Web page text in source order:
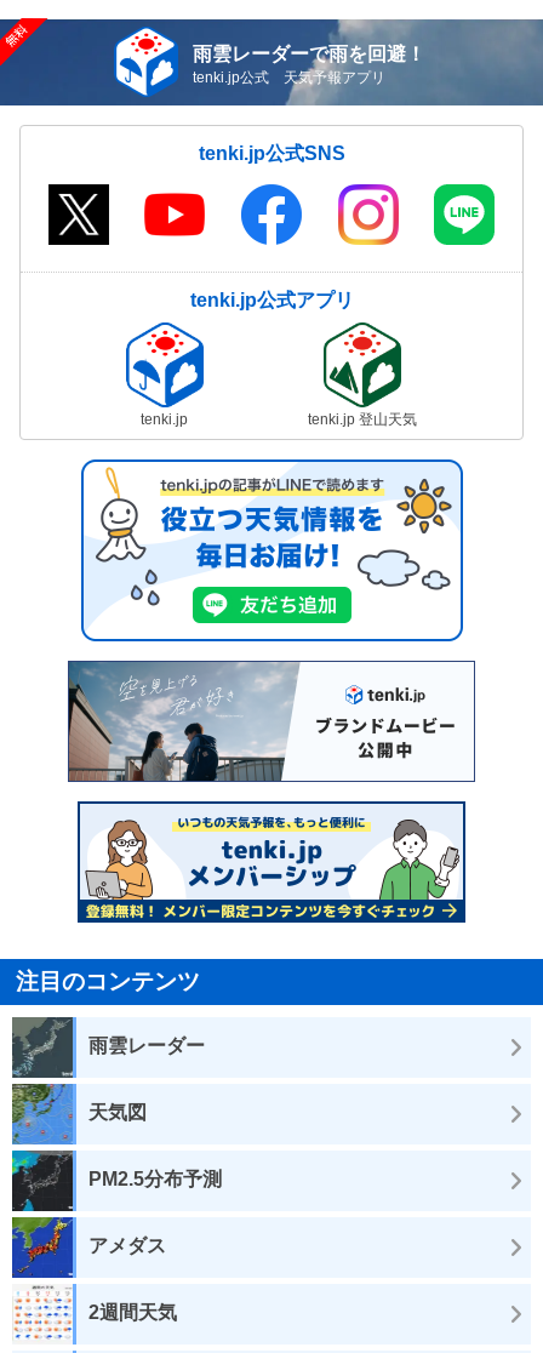
雨雲レーダーで雨を回避！
tenki.jp公式 天気予報アプリ
tenki.jp公式SNS
tenki.jp公式アプリ
tenki.jp tenki.jp 登山天気
注目のコンテンツ
雨雲レーダー
天気図
PM2.5分布予測
アメダス
2週間天気